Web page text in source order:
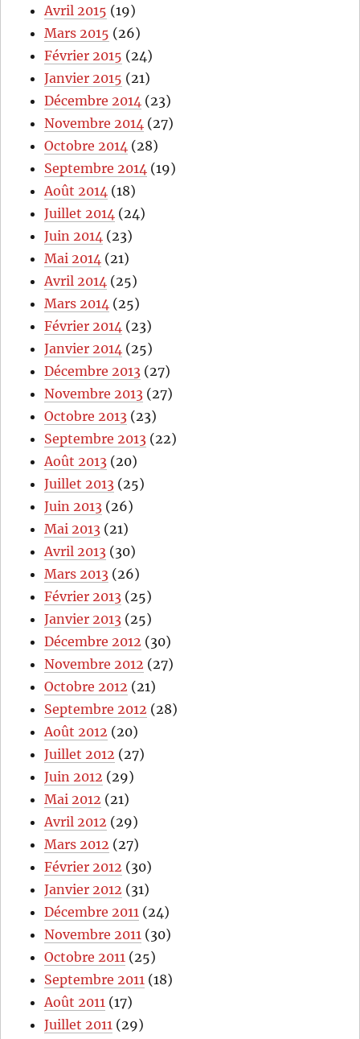
Avril 2015 (19)
Mars 2015 (26)
Février 2015 (24)
Janvier 2015 (21)
Décembre 2014 (23)
Novembre 2014 (27)
Octobre 2014 (28)
Septembre 2014 (19)
Août 2014 (18)
Juillet 2014 (24)
Juin 2014 (23)
Mai 2014 (21)
Avril 2014 (25)
Mars 2014 (25)
Février 2014 (23)
Janvier 2014 (25)
Décembre 2013 (27)
Novembre 2013 (27)
Octobre 2013 (23)
Septembre 2013 (22)
Août 2013 (20)
Juillet 2013 (25)
Juin 2013 (26)
Mai 2013 (21)
Avril 2013 (30)
Mars 2013 (26)
Février 2013 (25)
Janvier 2013 (25)
Décembre 2012 (30)
Novembre 2012 (27)
Octobre 2012 (21)
Septembre 2012 (28)
Août 2012 (20)
Juillet 2012 (27)
Juin 2012 (29)
Mai 2012 (21)
Avril 2012 (29)
Mars 2012 (27)
Février 2012 (30)
Janvier 2012 (31)
Décembre 2011 (24)
Novembre 2011 (30)
Octobre 2011 (25)
Septembre 2011 (18)
Août 2011 (17)
Juillet 2011 (29)